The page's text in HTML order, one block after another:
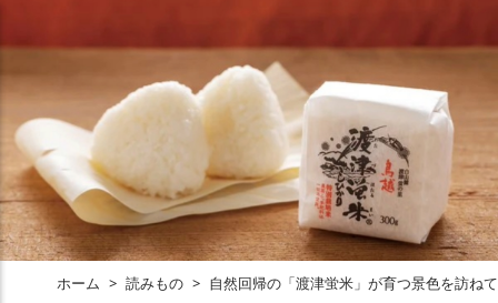
ホーム > 読みもの > 自然回帰の「渡津蛍米」が育つ景色を訪ねて